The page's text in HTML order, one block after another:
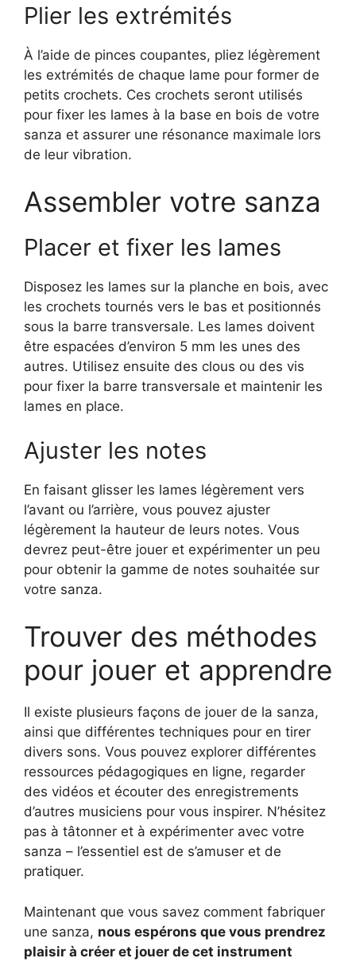
Plier les extrémités
À l’aide de pinces coupantes, pliez légèrement
les extrémités de chaque lame pour former de
petits crochets. Ces crochets seront utilisés
pour fixer les lames à la base en bois de votre
sanza et assurer une résonance maximale lors
de leur vibration.
Assembler votre sanza
Placer et fixer les lames
Disposez les lames sur la planche en bois, avec
les crochets tournés vers le bas et positionnés
sous la barre transversale. Les lames doivent
être espacées d’environ 5 mm les unes des
autres. Utilisez ensuite des clous ou des vis
pour fixer la barre transversale et maintenir les
lames en place.
Ajuster les notes
En faisant glisser les lames légèrement vers
l’avant ou l’arrière, vous pouvez ajuster
légèrement la hauteur de leurs notes. Vous
devrez peut-être jouer et expérimenter un peu
pour obtenir la gamme de notes souhaitée sur
votre sanza.
Trouver des méthodes
pour jouer et apprendre
Il existe plusieurs façons de jouer de la sanza,
ainsi que différentes techniques pour en tirer
divers sons. Vous pouvez explorer différentes
ressources pédagogiques en ligne, regarder
des vidéos et écouter des enregistrements
d’autres musiciens pour vous inspirer. N’hésitez
pas à tâtonner et à expérimenter avec votre
sanza – l’essentiel est de s’amuser et de
pratiquer.
Maintenant que vous savez comment fabriquer
une sanza, nous espérons que vous prendrez
plaisir à créer et jouer de cet instrument